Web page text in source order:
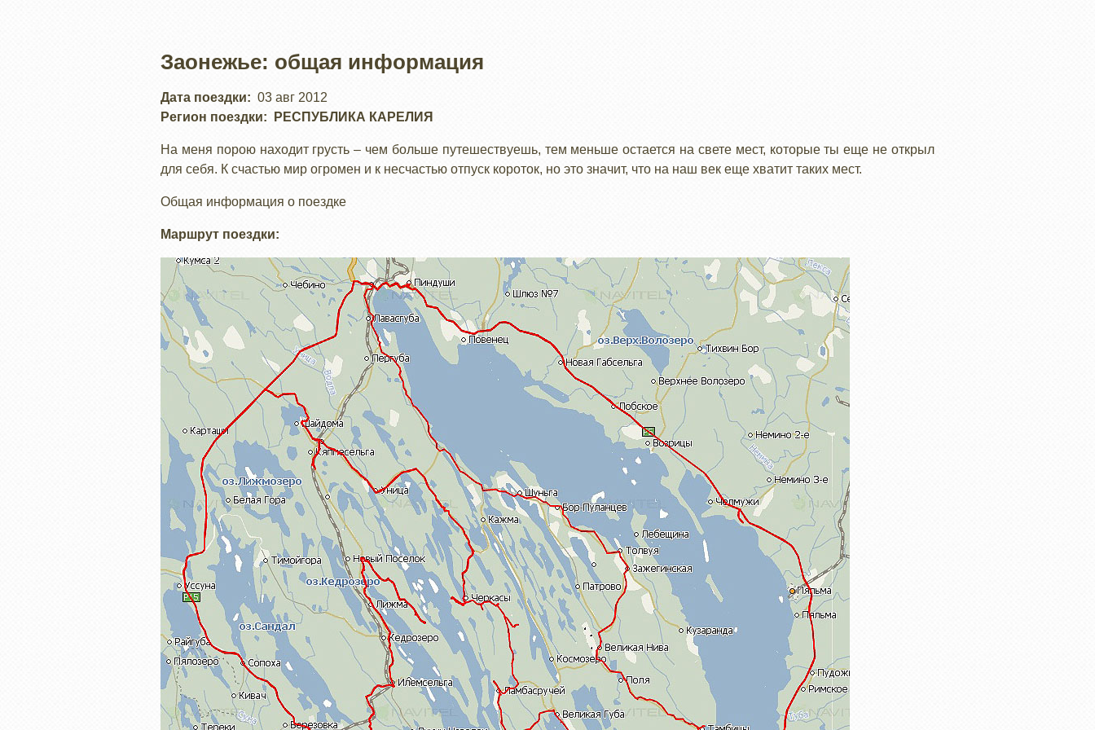
Заонежье: общая информация
Дата поездки
03 авг 2012
Регион поездки
РЕСПУБЛИКА КАРЕЛИЯ
На меня порою находит грусть – чем больше путешествуешь, тем меньше остается на свете мест, которые ты еще не открыл
для себя. К счастью мир огромен и к несчастью отпуск короток, но это значит, что на наш век еще хватит таких мест.
Общая информация о поездке
Маршрут поездки: